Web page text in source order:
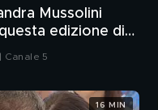
Mussolini
edizione di
Fratello VIP
Canale 5
16 MIN